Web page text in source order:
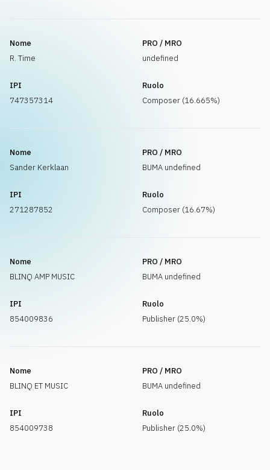
Nome
R. Time
PRO / MRO
undefined
IPI
747357314
Ruolo
Composer (16.665%)
Nome
Sander Kerklaan
PRO / MRO
BUMA undefined
IPI
271287852
Ruolo
Composer (16.67%)
Nome
BLINQ AMP MUSIC
PRO / MRO
BUMA undefined
IPI
854009836
Ruolo
Publisher (25.0%)
Nome
BLINQ ET MUSIC
PRO / MRO
BUMA undefined
IPI
854009738
Ruolo
Publisher (25.0%)